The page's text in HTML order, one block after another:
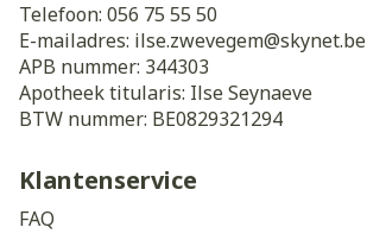
Telefoon: 056 75 55 50
E-mailadres: ilse.zwevegem@skynet.be
APB nummer: 344303
Apotheek titularis: Ilse Seynaeve
BTW nummer: BE0829321294
Klantenservice
FAQ